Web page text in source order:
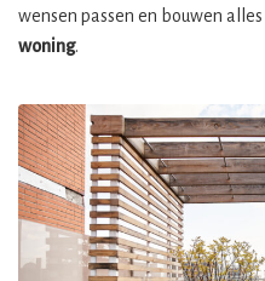
wensen passen en bouwen alles
woning.